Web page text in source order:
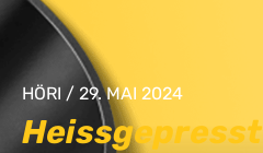
HÖRI / 29. MAI 2024